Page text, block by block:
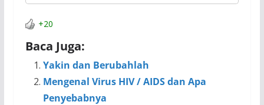
+20
Baca Juga:
Yakin dan Berubahlah
Mengenal Virus HIV / AIDS dan Apa
Penyebabnya